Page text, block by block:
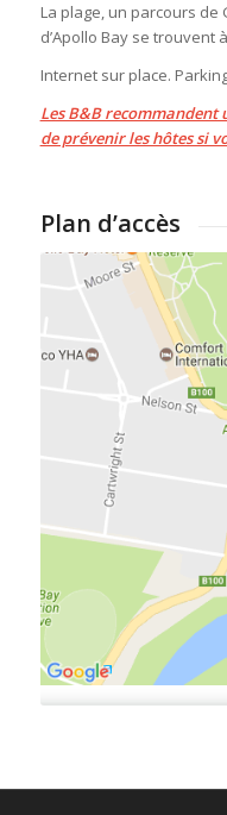
La plage, un parcours
d’Apollo Bay se trouvent
Internet sur place.
Les B&B recommandent
de prévenir les hôtes si
Plan d’accès